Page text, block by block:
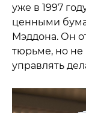
уже в 1997
ценными
Мэддона. Он
тюрьме, но не
управлять